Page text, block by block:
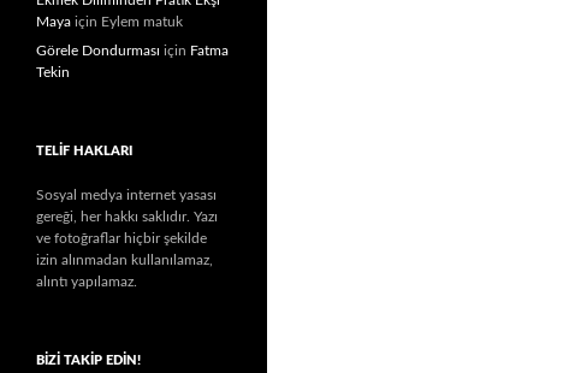
Maya için Eylem matuk
Görele Dondurması için Fatma
Tekin
TELIF HAKLARI
Sosyal medya internet yasası
gereği, her hakkı saklıdır. Yazı
ve fotoğraflar hiçbir şekilde
izin alınmadan kullanılamaz,
alıntı yapılamaz.
BIZI TAKIP EDIN!